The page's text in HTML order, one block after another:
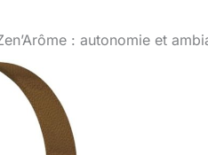
: autonomie et